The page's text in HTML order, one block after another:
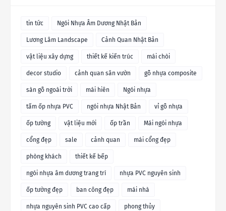
tin tức Ngói Nhựa Âm Dương Nhật Bản
Lương Lâm Landscape Cảnh Quan Nhật Bản
vật liệu xây dựng thiết kế kiến trúc mái chòi
decor studio cảnh quan sân vườn gỗ nhựa composite
sàn gỗ ngoài trời mái hiên Ngói nhựa
tấm ốp nhựa PVC ngói nhựa Nhật Bản vỉ gỗ nhựa
ốp tường vật liệu mới ốp trần Mái ngói nhựa
cổng đẹp sale cảnh quan mái cổng đẹp
phòng khách thiết kế bếp
ngói nhựa âm dương trang trí nhựa PVC nguyên sinh
ốp tường đẹp ban công đẹp mái nhà
nhựa nguyên sinh PVC cao cấp phong thủy